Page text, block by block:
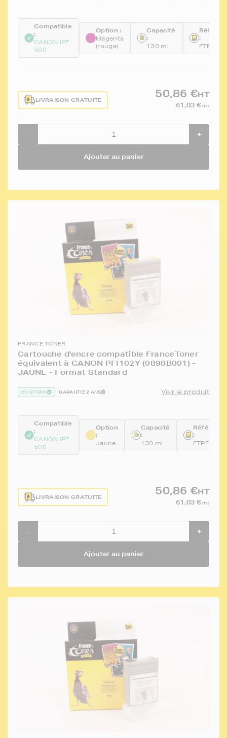
Compatible
:
CANON IPF
500
Option :
Magenta
(rouge)
Capacité
:
130 ml
:
LIVRAISON GRATUITE
50,86 €HT
61,03 €TTC
- +
Ajouter au panier
FRANCE TONER
Cartouche d'encre compatible FranceToner
équivalent à CANON PFI102Y (0898B001) -
JAUNE - Format Standard
EN STOCK GARANTIE 2 ANS Voir le produit
Compatible
:
CANON IPF
500
Option
:
Jaune
Capacité
:
130 ml
:
FTPFI102Y
LIVRAISON GRATUITE
50,86 €HT
61,03 €TTC
- +
Ajouter au panier